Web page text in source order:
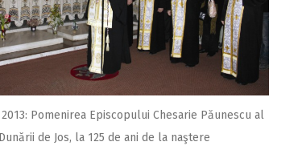
2013: Pomenirea Episcopului Chesarie Păunescu al
Dunării de Jos, la 125 de ani de la naştere